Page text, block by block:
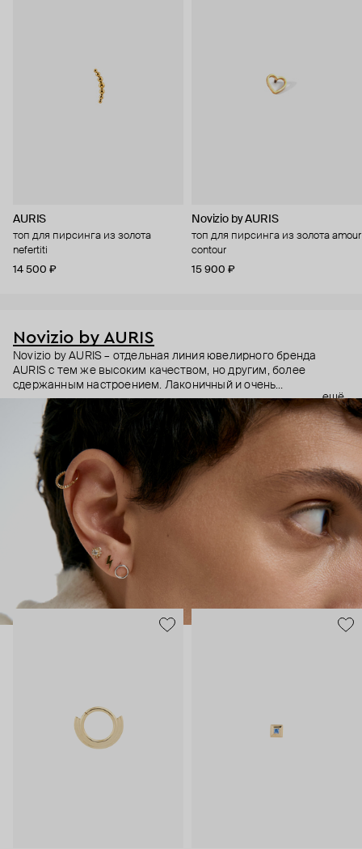
AURIS
топ для пирсинга из золота
nefertiti
14 500 ₽
Novizio by AURIS
топ для пирсинга из золота amour
contour
15 900 ₽
Novizio by AURIS
Novizio by AURIS – отдельная линия ювелирного бренда
AURIS с тем же высоким качеством, но другим, более
сдержанным настроением. Лаконичный и очень
ненавязчивый дизайн, качественные материалы и высокие
технологии производства – этот пирсинг становится
практически продолжением тела, так, чтобы носить было
безопасно и комфортно в любой ситуации.
ещё